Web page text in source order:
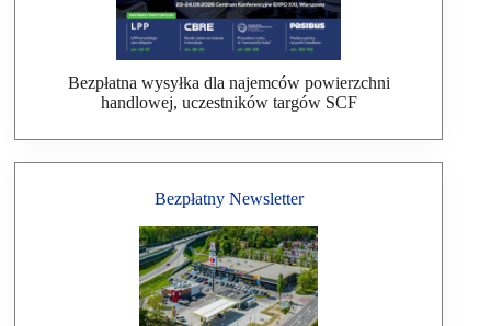
Bezpłatna wysyłka dla najemców powierzchni
handlowej, uczestników targów SCF
Bezpłatny Newsletter